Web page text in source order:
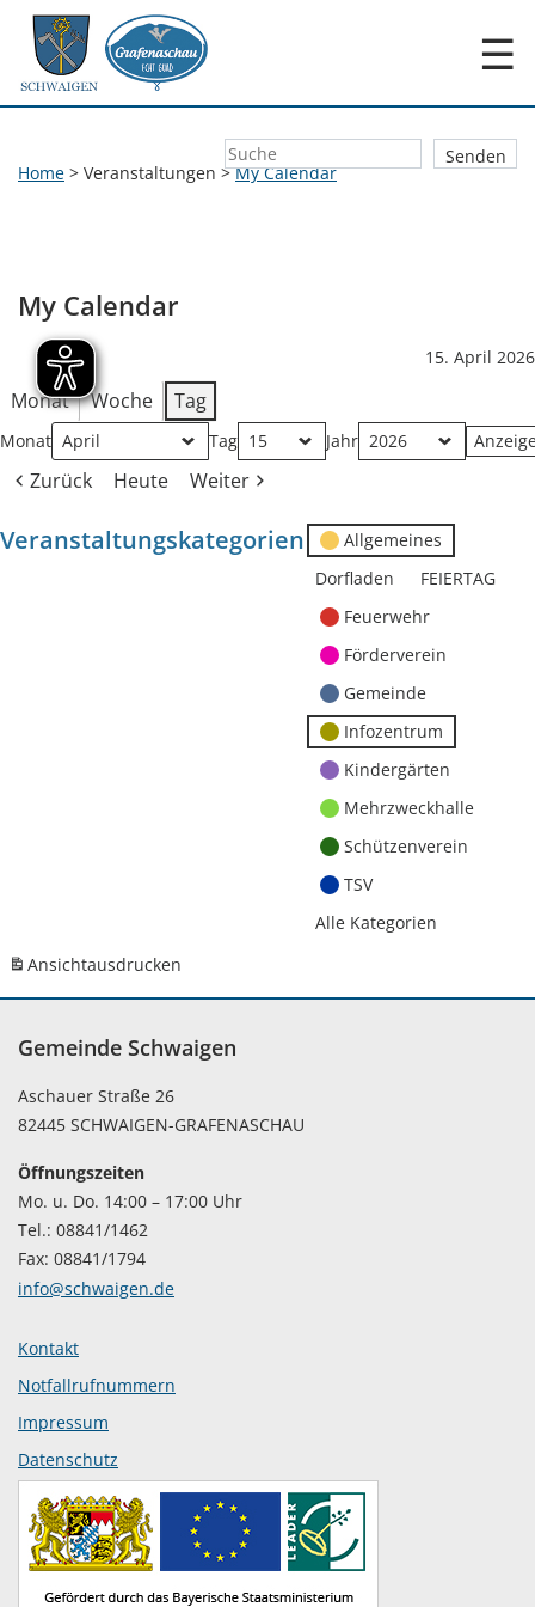
☰
Home > Veranstaltungen >My Calendar
My Calendar
15. April 2026
Monat Woche Tag
Monat Tag Jahr
Zurück Heute Weiter
Veranstaltungskategorien
Allgemeines
Dorfladen
FEIERTAG
Feuerwehr
Förderverein
Gemeinde
Infozentrum
Kindergärten
Mehrzweckhalle
Schützenverein
TSV
Alle Kategorien
Ansichtausdrucken
Gemeinde Schwaigen
Aschauer Straße 26
82445 SCHWAIGEN-GRAFENASCHAU
Öffnungszeiten
Mo. u. Do. 14:00 – 17:00 Uhr
Tel.: 08841/1462
Fax: 08841/1794
info@schwaigen.de
Kontakt
Notfallrufnummern
Impressum
Datenschutz